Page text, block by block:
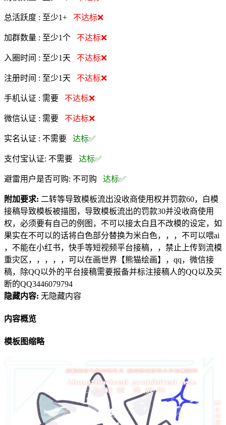
总活跃度 : 至少1+ 不达标❌
加群数量 : 至少1个 不达标❌
入圈时间 : 至少1天 不达标❌
注册时间 : 至少1天 不达标❌
手机认证 : 需要 不达标❌
微信认证 : 需要 不达标❌
实名认证 : 不需要 达标✅
支付宝认证: 不需要 达标✅
避雷用户是否可购: 不可购 达标✅
附加要求: 二转等导致模板流出没收商使用权并罚款60，白模
接稿导致模板被描图，导致模板流出的罚款30并没收商使用
权，必须要有自己的例图，不可以接太白且不改模的设定，如
果实在不可以的话将白色部分替换为米白色，，，不可以喂ai
，不能在小红书，快手等短视频平台接稿，，禁止上传到流模
重灾区，，，，，可以在画世界【熊猫绘画】，qq，微信接
稿，除QQ以外的平台接稿需要报备并标注接稿人的QQ以及买
断的QQ3446079794
隐藏内容: 无隐藏内容
内容概览
模板图缩略